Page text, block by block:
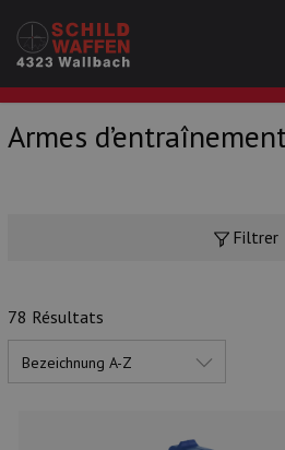
Armes
Filtrer
78 Résultats